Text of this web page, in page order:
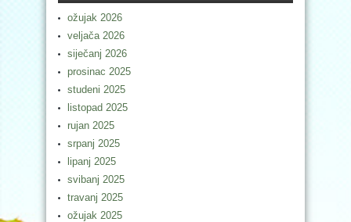
ožujak 2026
veljača 2026
siječanj 2026
prosinac 2025
studeni 2025
listopad 2025
rujan 2025
srpanj 2025
lipanj 2025
svibanj 2025
travanj 2025
ožujak 2025